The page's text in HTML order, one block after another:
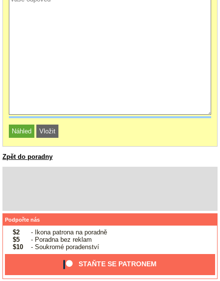
Zpět do poradny
Podpořte nás
$2
- Ikona patrona na poradně
$5
- Poradna bez reklam
$10
- Soukromé poradenství
STAŇTE SE PATRONEM